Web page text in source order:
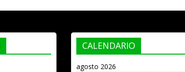
CALENDARIO
agosto 2026